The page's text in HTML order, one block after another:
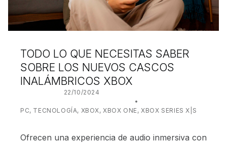
TODO LO QUE NECESITAS SABER
SOBRE LOS NUEVOS CASCOS
INALÁMBRICOS XBOX
22/10/2024
PC, TECNOLOGÍA, XBOX,XBOX ONE,XBOX SERIES X|S
Ofrecen una experiencia de audio inmersiva con